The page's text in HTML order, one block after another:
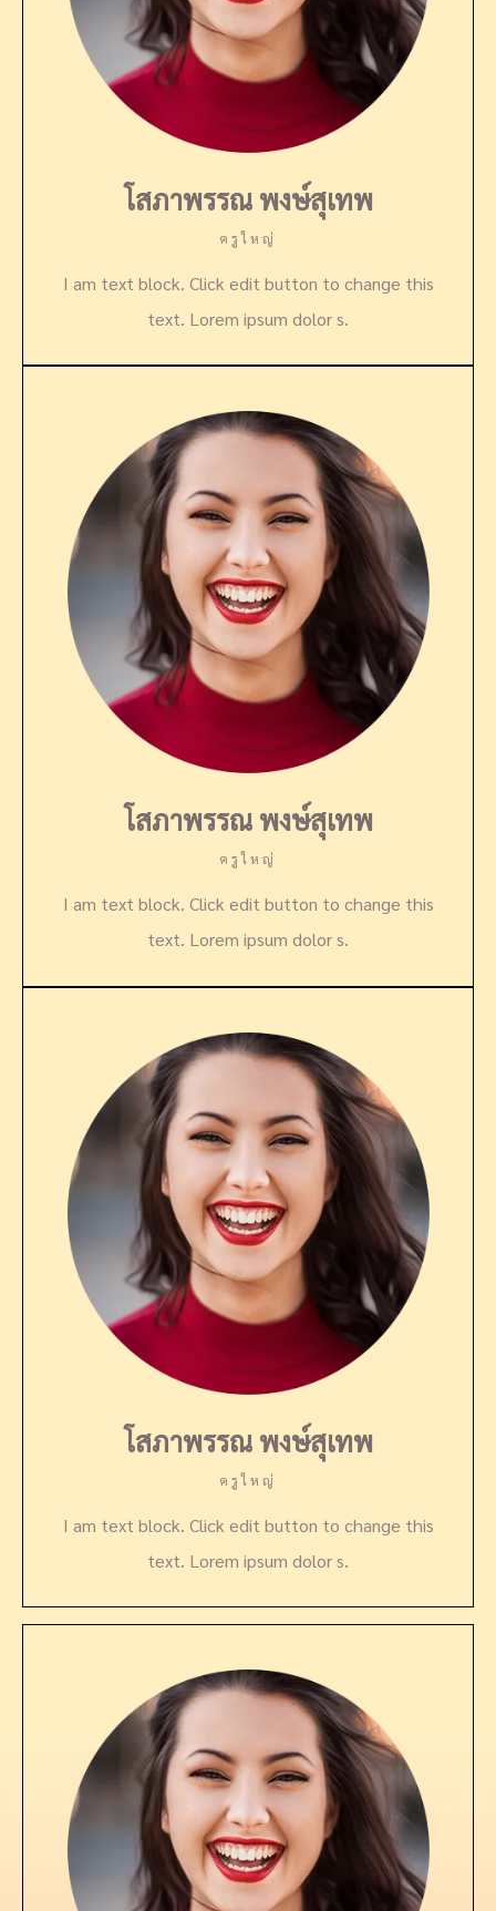
โสภาพรรณ พงษ์สุเทพ
ครูใหญ่
I am text block. Click edit button to change this
text. Lorem ipsum dolor s.
โสภาพรรณ พงษ์สุเทพ
ครูใหญ่
I am text block. Click edit button to change this
text. Lorem ipsum dolor s.
โสภาพรรณ พงษ์สุเทพ
ครูใหญ่
I am text block. Click edit button to change this
text. Lorem ipsum dolor s.